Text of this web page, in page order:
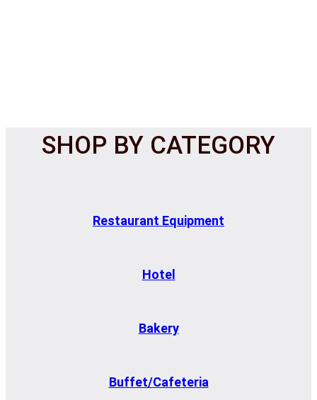
SHOP BY CATEGORY
Restaurant Equipment
Hotel
Bakery
Buffet/Cafeteria